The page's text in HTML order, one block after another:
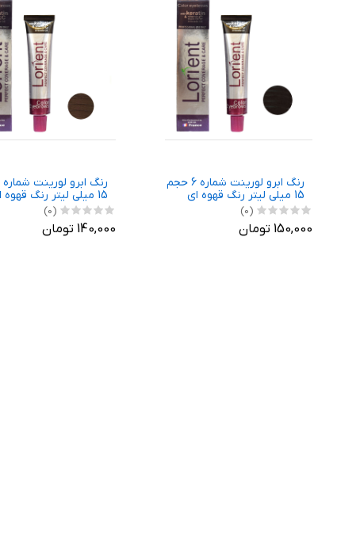
رنگ ابرو لورینت شماره 6 حجم
15 میلی لیتر رنگ قهوه ای
(0)
150,000 تومان
15 میلی لیتر رنگ قهوه ای
(0)
140,000 تومان